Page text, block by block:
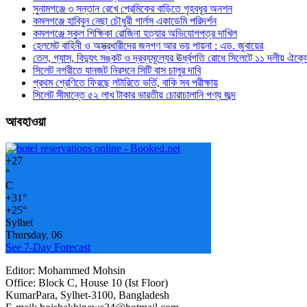
সুনামগঞ্জে ৩ সন্তান রেখে প্রেমিকের বাড়িতে গৃহবধূর অনশন
কমলগঞ্জে হাবিবুন নেছা চৌধুরী গার্লস একাডেমি পরিদর্শন
কমলগঞ্জে স্কুল শিক্ষিকা রোজিনা হত্যার অভিযোগপত্র দাখিল
হেলমেট বাহিনী ও অস্ত্রধারীদের জনগণ আর ভয় পায়না : এড. জুবায়ের
তেল, গ্যাস, বিদ্যুৎ সঙ্কট ও দ্রব্যমূল্যের ঊর্ধ্বগতি রোধে সিলেটে ১১ দলীয়
সিলেট নগরীতে যানজট নিরসনে সিটি বাস চালুর দাবি
প্রথম শ্রেণিতে ফিরছে লটারিতে ভর্তি, বাকি সব পরীক্ষায়
সিলেট সীমান্তে ৫২ লাখ টাকার ভারতীয় চোরাচালানি পণ্য জব্দ
আবহাওয়া
+27
°
C
+31°
+25°
Sylhet
Thursday, 06
See 7-Day Forecast
Editor: Mohammed Mohsin
Office: Block C, House 10 (Ist Floor)
KumarPara, Sylhet-3100, Bangladesh